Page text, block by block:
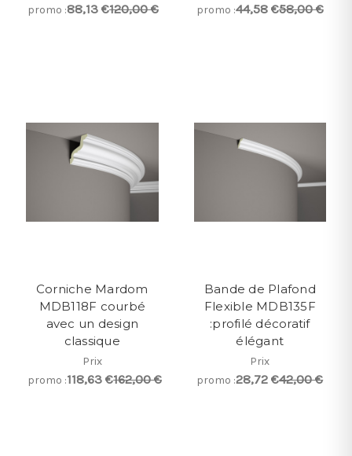
promo :88,13 €120,00 €
promo :44,58 €58,00 €
Corniche Mardom
MDB118F courbé
avec un design
classique
Prix
promo :118,63 €162,00 €
Bande de Plafond
Flexible MDB135F
:profilé décoratif
élégant
Prix
promo :28,72 €42,00 €